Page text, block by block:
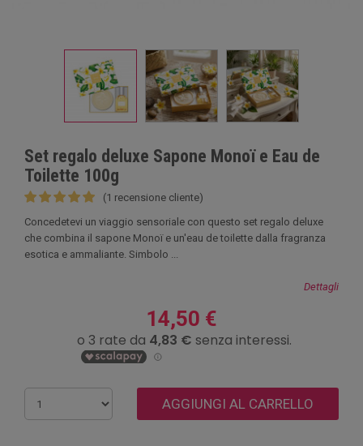
Set regalo deluxe Sapone Monoï e Eau de
Toilette 100g
(1 recensione cliente)
Concedetevi un viaggio sensoriale con questo set regalo deluxe
che combina il sapone Monoï e un'eau de toilette dalla fragranza
esotica e ammaliante. Simbolo ...
Dettagli
14,50 €
AGGIUNGI AL CARRELLO